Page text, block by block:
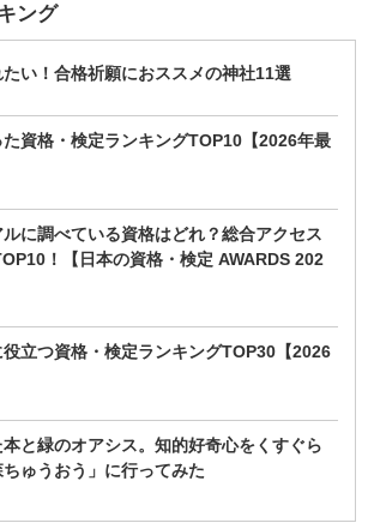
ング
い！合格祈願におススメの神社11選
資格・検定ランキングTOP10【2026年最
に調べている資格はどれ？総合アクセス
！【日本の資格・検定 AWARDS 202
立つ資格・検定ランキングTOP30【2026
と緑のオアシス。知的好奇心をくすぐら
ゅうおう」に行ってみた